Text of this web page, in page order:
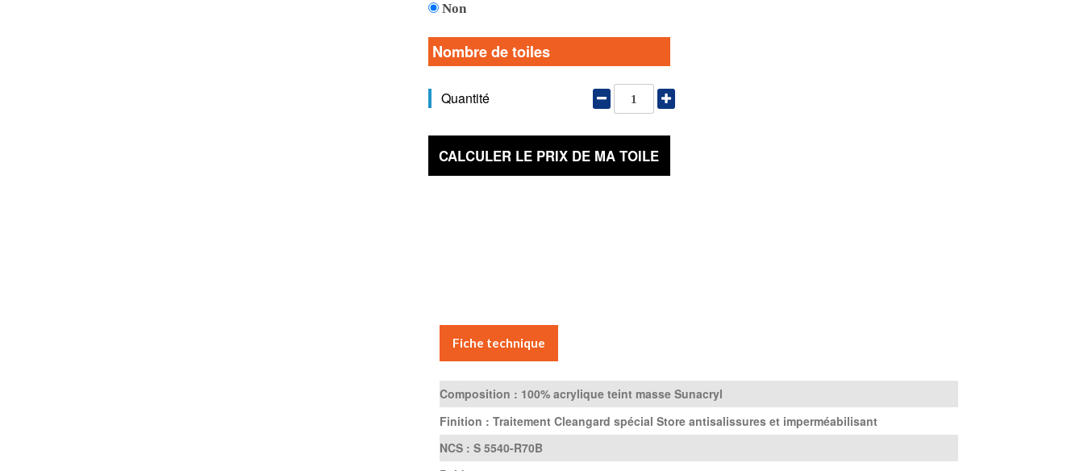
Non
Nombre de toiles
Quantité
CALCULER LE PRIX DE MA TOILE
Fiche technique
Composition : 100% acrylique teint masse Sunacryl
Finition : Traitement Cleangard spécial Store antisalissures et imperméabilisant
NCS : S 5540-R70B